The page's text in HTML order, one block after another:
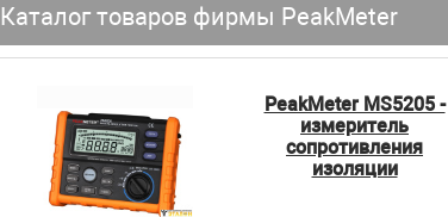
Каталог товаров фирмы PeakMeter
PeakMeter MS5205 -
измеритель
сопротивления
изоляции